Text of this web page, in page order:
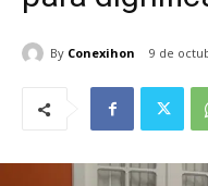
By Conexihon 9 de